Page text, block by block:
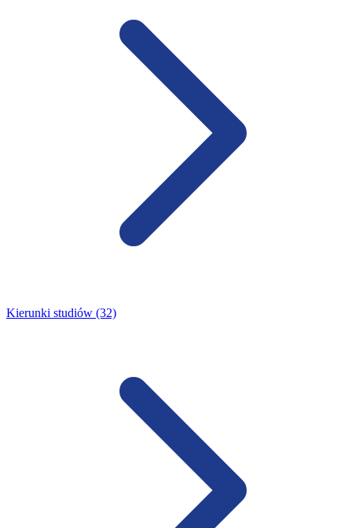
Kierunki studiów (32)